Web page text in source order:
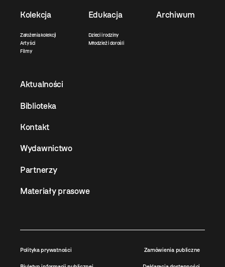
Kolekcja
Założenia kolekcji
Artyści
Filmy
Edukacja
Dzieci i rodziny
Młodzież i dorośli
Archiwum
Aktualności
Biblioteka
Kontakt
Wydawnictwo
Partnerzy
Materiały prasowe
Polityka prywatności Zamówienia publiczne